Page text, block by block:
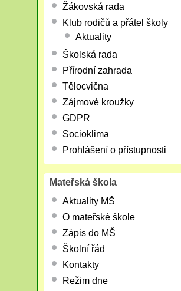
Žákovská rada
Klub rodičů a přátel školy
Aktuality
Školská rada
Přírodní zahrada
Tělocvična
Zájmové kroužky
GDPR
Socioklima
Prohlášení o přístupnosti
Mateřská škola
Aktuality MŠ
O mateřské škole
Zápis do MŠ
Školní řád
Kontakty
Režim dne